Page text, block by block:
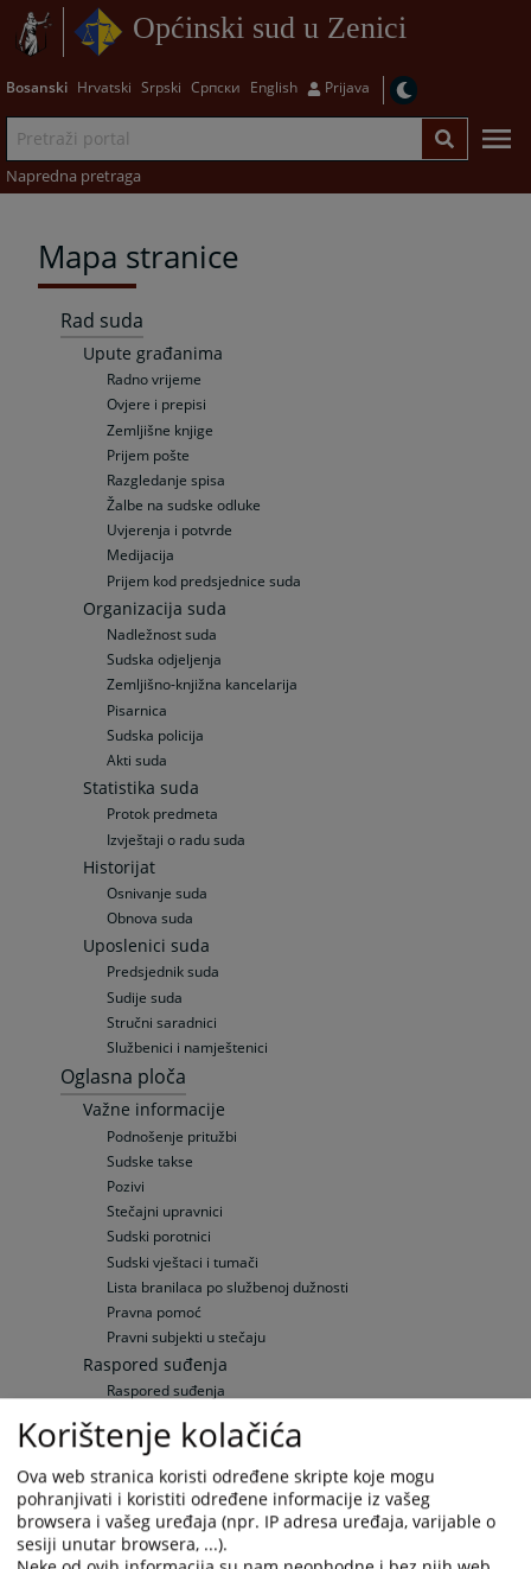
Općinski sud u Zenici
Bosanski Hrvatski Srpski Српски English Prijava
Napredna pretraga
Mapa stranice
Rad suda
Upute građanima
Radno vrijeme
Ovjere i prepisi
Zemljišne knjige
Prijem pošte
Razgledanje spisa
Žalbe na sudske odluke
Uvjerenja i potvrde
Medijacija
Prijem kod predsjednice suda
Organizacija suda
Nadležnost suda
Sudska odjeljenja
Zemljišno-knjižna kancelarija
Pisarnica
Sudska policija
Akti suda
Statistika suda
Protok predmeta
Izvještaji o radu suda
Historijat
Osnivanje suda
Obnova suda
Uposlenici suda
Predsjednik suda
Sudije suda
Stručni saradnici
Službenici i namještenici
Oglasna ploča
Važne informacije
Podnošenje pritužbi
Sudske takse
Pozivi
Stečajni upravnici
Sudski porotnici
Sudski vještaci i tumači
Lista branilaca po službenoj dužnosti
Pravna pomoć
Pravni subjekti u stečaju
Raspored suđenja
Raspored suđenja
Upražnjene pozicije
Opće informacije
Objavljene pozicije
Sudska prodaja
Sudske prodaje
Korištenje kolačića
Ova web stranica koristi određene skripte koje mogu
pohranjivati i koristiti određene informacije iz vašeg
browsera i vašeg uređaja (npr. IP adresa uređaja, varijable o
sesiji unutar browsera, ...).